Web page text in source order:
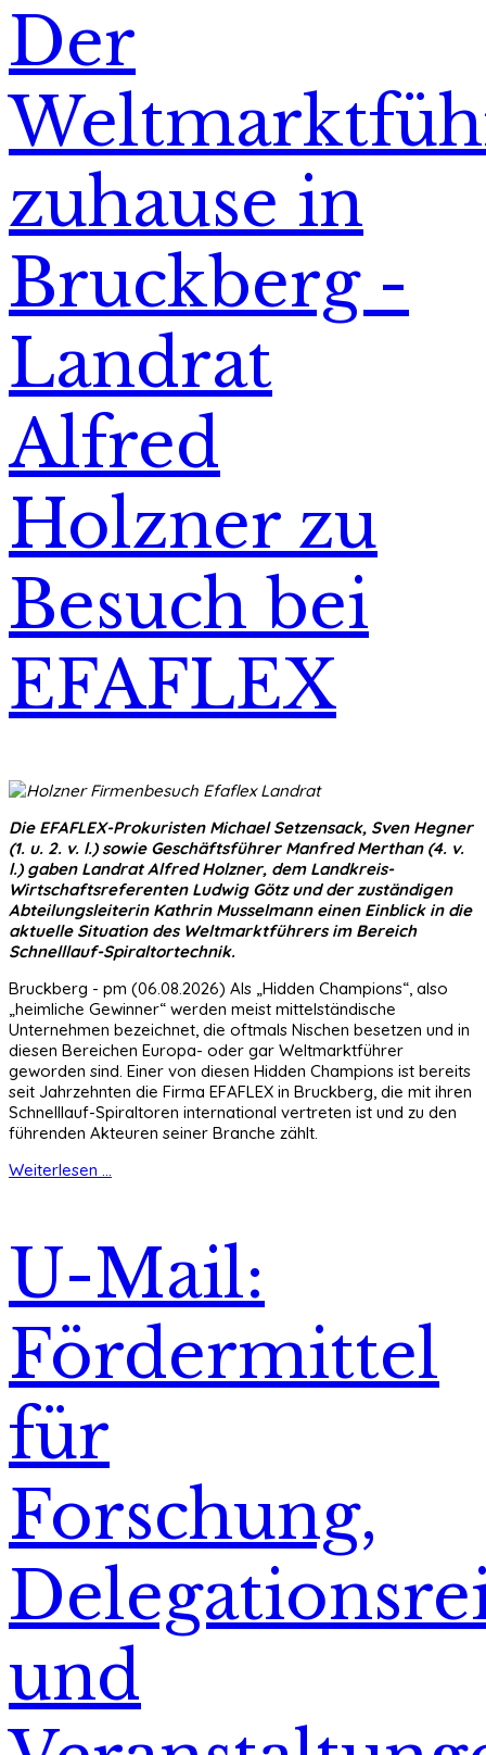
Der
zuhause in
Bruckberg -
Landrat
Alfred
Holzner zu
Besuch bei
EFAFLEX
Die EFAFLEX-Prokuristen Michael Setzensack, Sven Hegner
(1. u. 2. v. l.) sowie Geschäftsführer Manfred Merthan (4. v.
l.) gaben Landrat Alfred Holzner, dem Landkreis-
Wirtschaftsreferenten Ludwig Götz und der zuständigen
Abteilungsleiterin Kathrin Musselmann einen Einblick in die
aktuelle Situation des Weltmarktführers im Bereich
Schnelllauf-Spiraltortechnik.
Bruckberg - pm (06.08.2026) Als „Hidden Champions“, also
„heimliche Gewinner“ werden meist mittelständische
Unternehmen bezeichnet, die oftmals Nischen besetzen und in
diesen Bereichen Europa- oder gar Weltmarktführer
geworden sind. Einer von diesen Hidden Champions ist bereits
seit Jahrzehnten die Firma EFAFLEX in Bruckberg, die mit ihren
Schnelllauf-Spiraltoren international vertreten ist und zu den
führenden Akteuren seiner Branche zählt.
Weiterlesen ...
U-Mail:
Fördermittel
für
Forschung,
und